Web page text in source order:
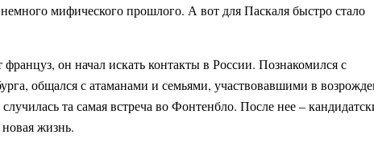
мифического прошлого. А вот для Паскаля быстро стало
он начал искать контакты в России. Познакомился с
общался с атаманами и семьями, участвовавшими в
та самая встреча во Фонтенбло. После нее –
жизнь.